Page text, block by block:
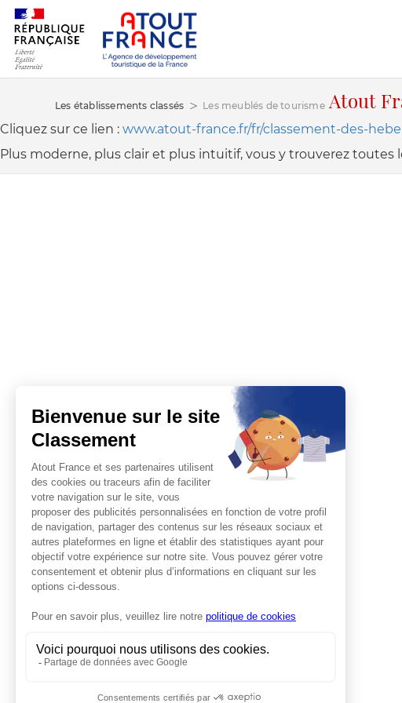
Les établissements classés Les meublés de tourisme Atout
Cliquez sur ce lien : www.atout-france.fr/fr/classement-des-
Plus moderne, plus clair et plus intuitif, vous y trouverez